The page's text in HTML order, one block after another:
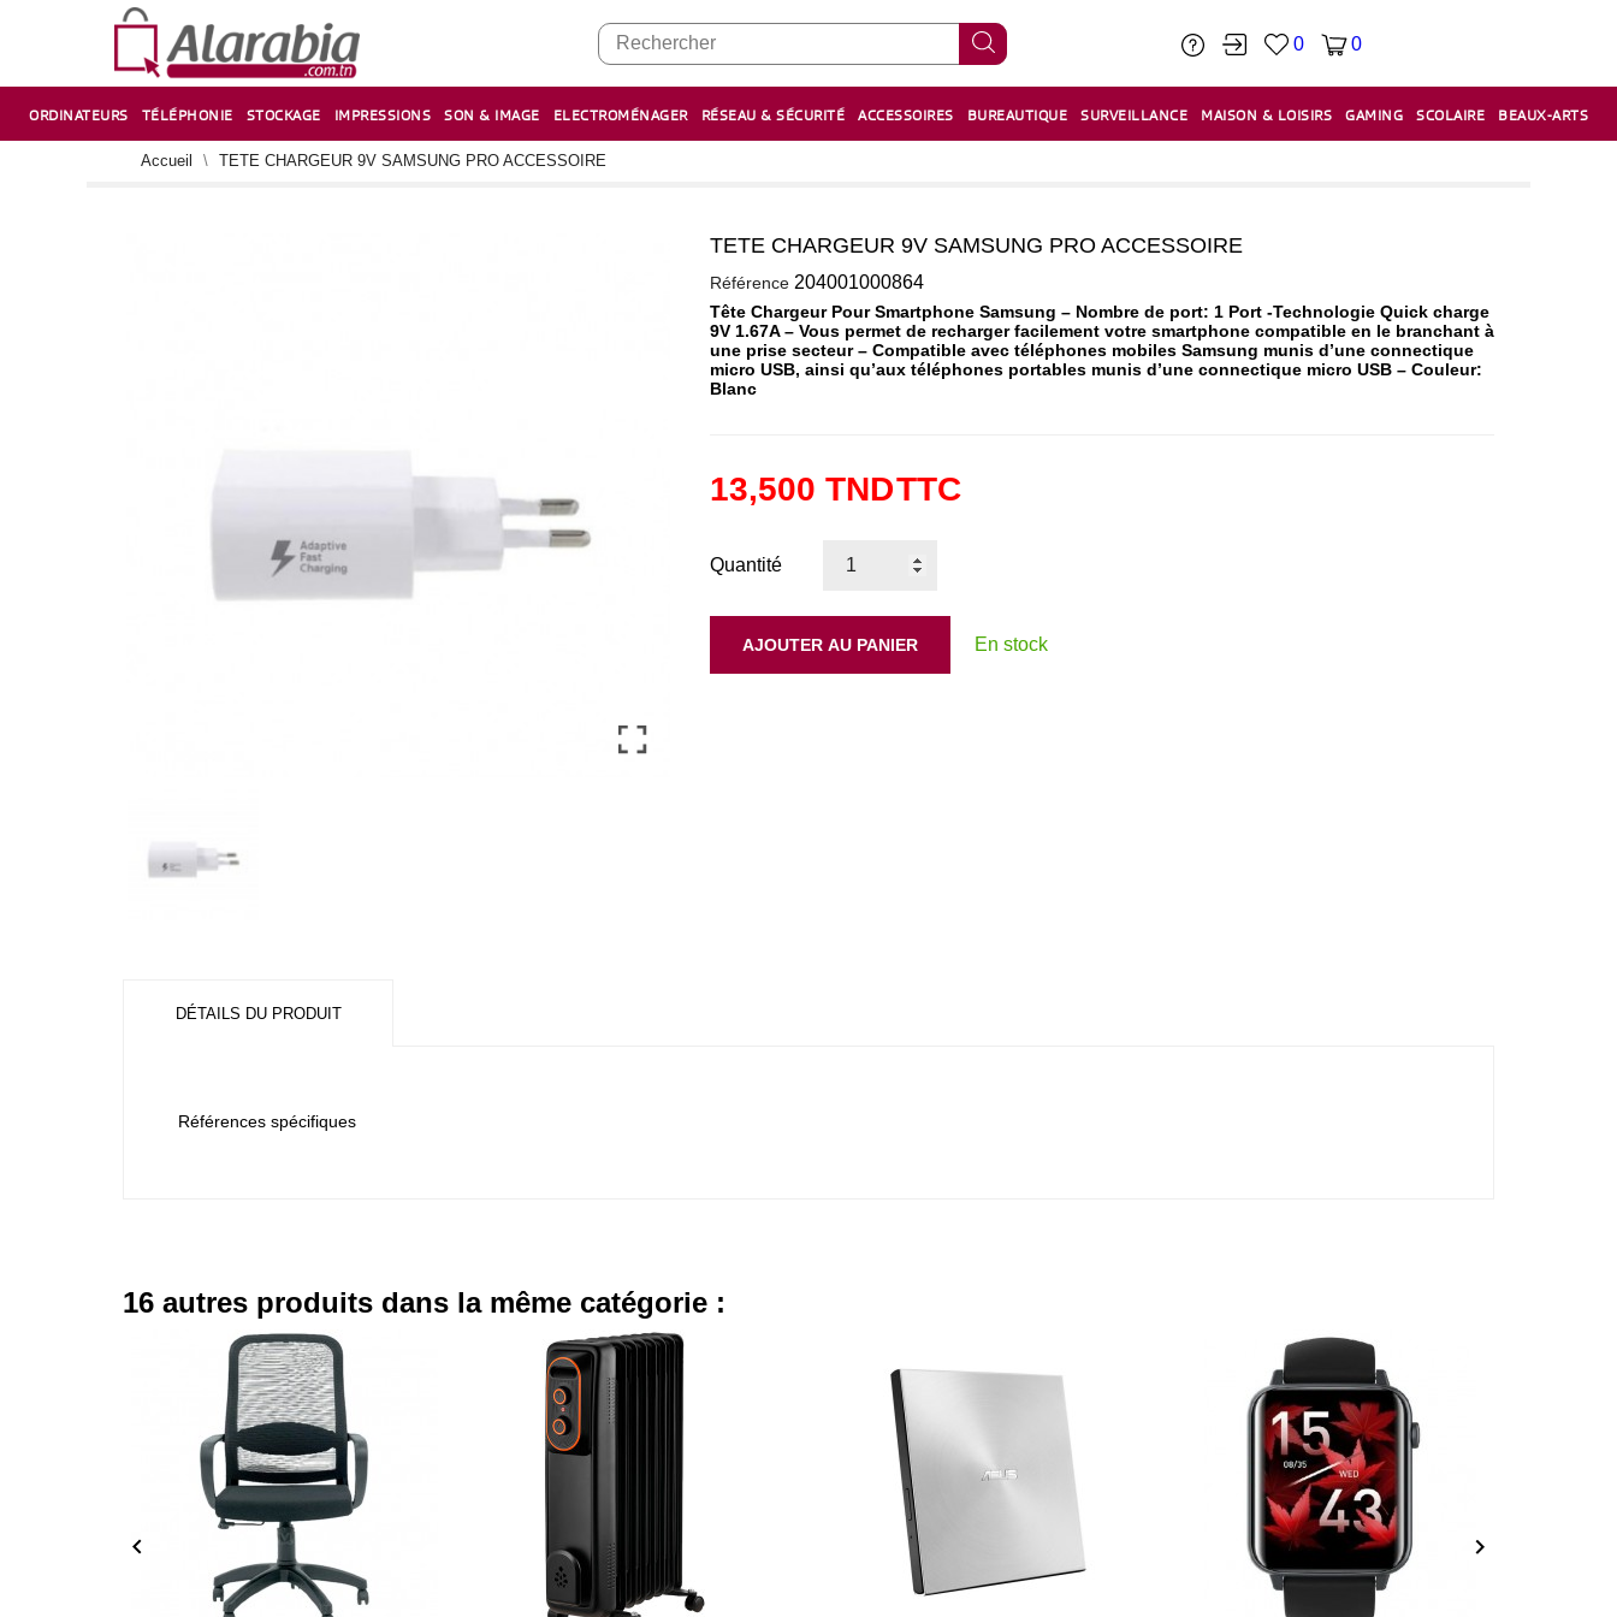
0 0
ORDINATEURS TÉLÉPHONIE STOCKAGE IMPRESSIONS SON & IMAGE ELECTROMÉNAGER RÉSEAU & SÉCURITÉ ACCESSOIRES BUREAUTIQUE SURVEILLANCE MAISON & LOISIRS GAMING SCOLAIRE BEAUX-ARTS
Accueil TETE CHARGEUR 9V SAMSUNG PRO ACCESSOIRE
TETE CHARGEUR 9V SAMSUNG PRO ACCESSOIRE
Référence 204001000864
Tête Chargeur Pour Smartphone Samsung – Nombre de port: 1 Port -Technologie Quick charge
9V 1.67A – Vous permet de recharger facilement votre smartphone compatible en le branchant à
une prise secteur – Compatible avec téléphones mobiles Samsung munis d’une connectique
micro USB, ainsi qu’aux téléphones portables munis d’une connectique micro USB – Couleur:
Blanc
13,500 TNDTTC
Quantité
AJOUTER AU PANIER En stock
DÉTAILS DU PRODUIT
Références spécifiques
16 autres produits dans la même catégorie :
 